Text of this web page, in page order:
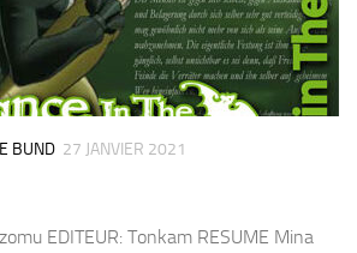
BUND 27 JANVIER 2021
EDITEUR: Tonkam RESUME Mina